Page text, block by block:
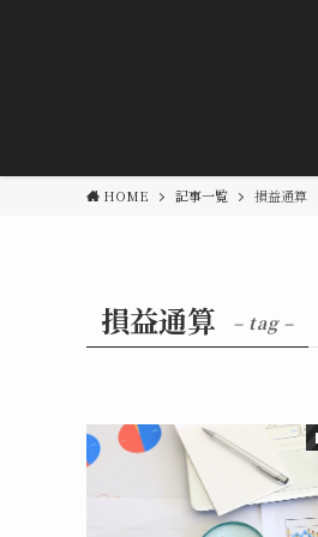
HOME 記事一覧 損益通算
損益通算 – tag –